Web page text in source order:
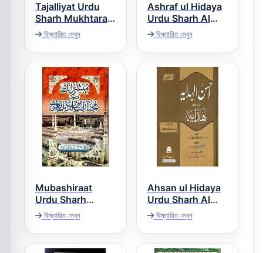
Tajalliyat Urdu
Sharh Mukhtarat
تجلیات اردو شرح
مختارات
বিস্তারিত দেখুন
Ashraf ul Hidaya
Urdu Sharh Al
Hidaya Vol 1
اشرف الھدایہ اردو
شرح ھدایہ جلد 1
বিস্তারিত দেখুন
Mubashiraat
Urdu Sharh
Mukhtaraat
مبشرات اردو شرح
مختارات
বিস্তারিত দেখুন
Ahsan ul Hidaya
Urdu Sharh Al
Hidaya Vol 1
احسن الھدایۃ اردو
شرح ھدایہ جلد 1
বিস্তারিত দেখুন